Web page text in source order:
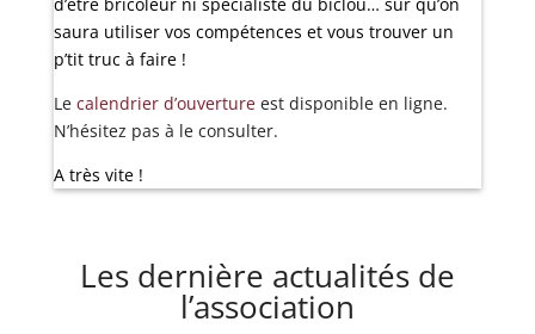
saura utiliser vos compétences et vous trouver un
p’tit truc à faire !
Le calendrier d’ouvertureest disponible en ligne.
N’hésitez pas à le consulter.
A très vite !
Les dernière actualités de
l’association